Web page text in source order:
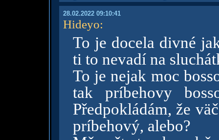
28.02.2022 09:10:41
Hideyo:
To je docela divné
ti to nevadí na
To je nejak moc
tak príbehovy
Předpokládám, že
príbehový, alebo?